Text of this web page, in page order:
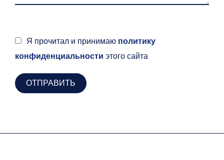
Я прочитал и принимаю политику
конфиденциальности этого сайта
ОТПРАВИТЬ